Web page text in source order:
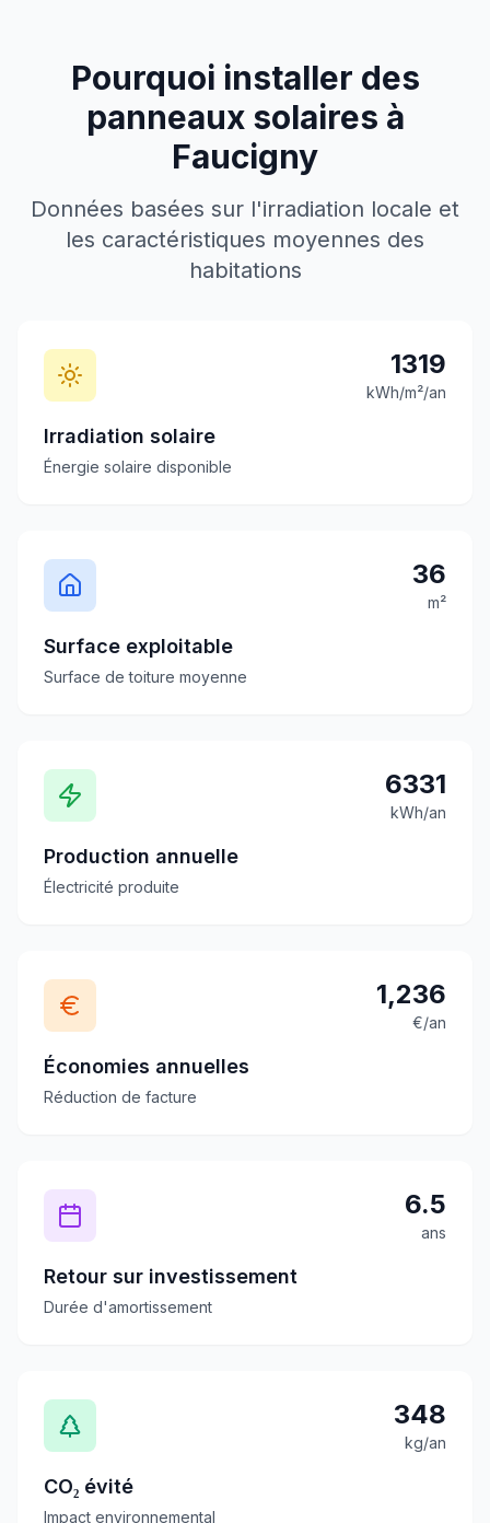
Pourquoi installer des
panneaux solaires à
Faucigny
Données basées sur l'irradiation locale et
les caractéristiques moyennes des
habitations
1319
kWh/m²/an
Irradiation solaire
Énergie solaire disponible
36
m²
Surface exploitable
Surface de toiture moyenne
6331
kWh/an
Production annuelle
Électricité produite
1,236
€/an
Économies annuelles
Réduction de facture
6.5
ans
Retour sur investissement
Durée d'amortissement
348
kg/an
CO₂ évité
Impact environnemental